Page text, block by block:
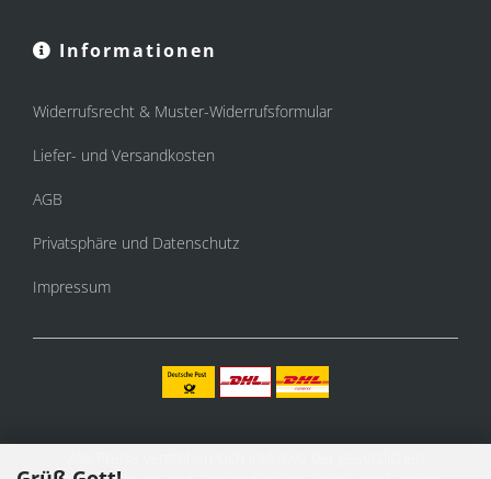
Informationen
Widerrufsrecht & Muster-Widerrufsformular
Liefer- und Versandkosten
AGB
Privatsphäre und Datenschutz
Impressum